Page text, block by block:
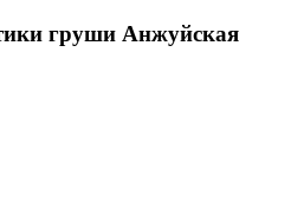
груши Анжуйская